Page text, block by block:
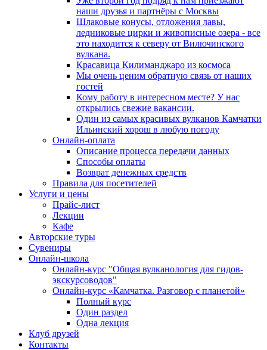
наши друзья и партнёры с Москвы
Шлаковые конусы, отложения лавы,
ледниковые цирки и живописные озера - все
это находится к северу от Вилючинского
вулкана.
Красавица Килиманджаро из космоса
Мы очень ценим обратную связь от наших
гостей
Кому работу в интересном месте? У нас
открылись свежие вакансии.
Один из самых красивых вулканов Камчатки
Ильинский хорош в любую погоду
Онлайн-оплата
Описание процесса передачи данных
Способы оплаты
Возврат денежных средств
Правила для посетителей
Услуги и цены
Прайс-лист
Лекции
Кафе
Авторские туры
Сувениры
Онлайн-школа
Онлайн-курс "Общая вулканология для гидов-
экскурсоводов"
Онлайн-курс «Камчатка. Разговор с планетой»
Полный курс
Один раздел
Одна лекция
Клуб друзей
Контакты